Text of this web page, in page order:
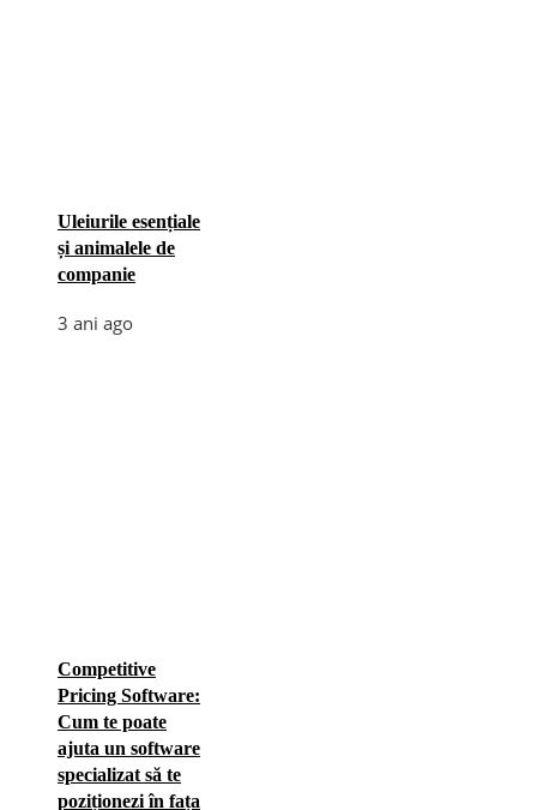
Uleiurile esențiale
și animalele de
companie
3 ani ago
Competitive
Pricing Software:
Cum te poate
ajuta un software
specializat să te
poziționezi în fața